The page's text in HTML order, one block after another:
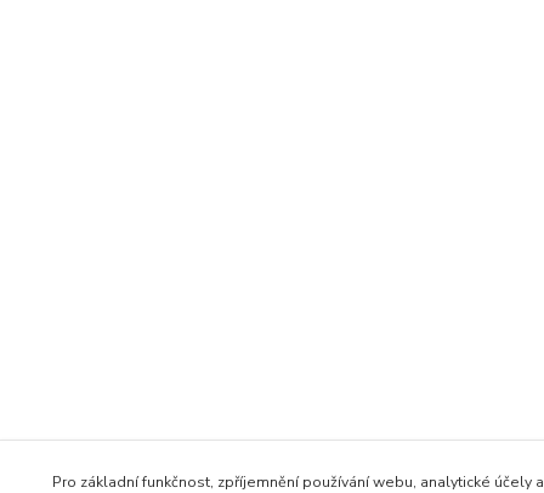
Pro základní funkčnost, zpříjemnění používání webu, analytické účely